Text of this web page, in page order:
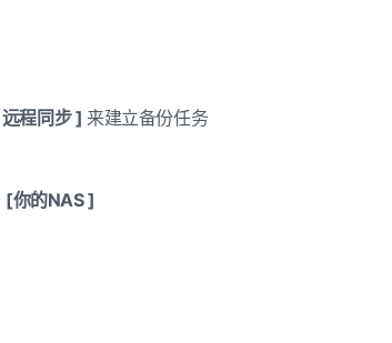
远程同步] 来建立备份任务
[你的NAS ]